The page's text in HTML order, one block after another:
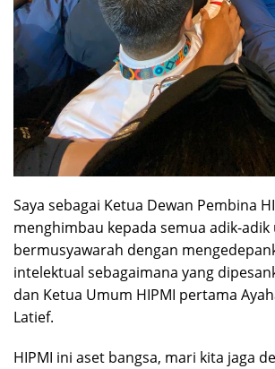
Saya sebagai Ketua Dewan Pembina
menghimbau kepada semua adik-
bermusyawarah dengan
intelektual sebagaimana yang
dan Ketua Umum HIPMI pertama
Latief.
HIPMI ini aset bangsa, mari kita jaga